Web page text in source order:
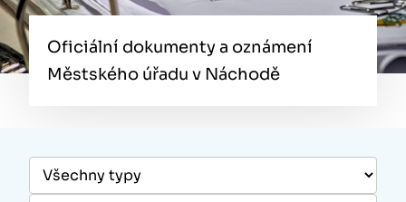
Oficiální dokumenty a oznámení
Městského úřadu v Náchodě